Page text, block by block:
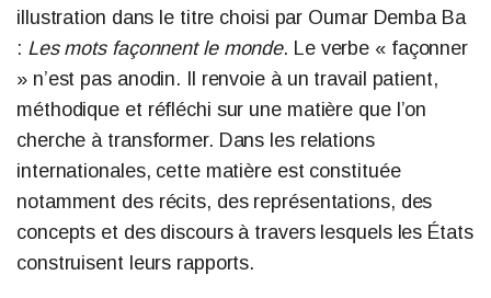
illustration dans le titre choisi par Oumar Demba Ba
: Les mots façonnent le monde. Le verbe « façonner
» n’est pas anodin. Il renvoie à un travail patient,
méthodique et réfléchi sur une matière que l’on
cherche à transformer. Dans les relations
internationales, cette matière est constituée
notamment des récits, des représentations, des
concepts et des discours à travers lesquels les États
construisent leurs rapports.